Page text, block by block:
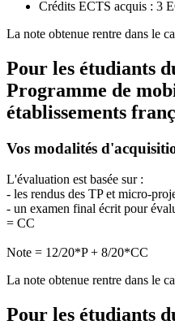
Crédits ECTS acquis : 3
La note obtenue rentre dans le
Pour les étudiants
Programme de
établissements
Vos modalités
L'évaluation est basée sur :
- les rendus des TP et micro-
- un examen final écrit pour
= CC
Note = 12/20*P + 8/20*CC
La note obtenue rentre dans le
Pour les étudiants